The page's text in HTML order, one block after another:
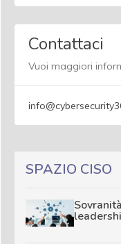
Contattaci
Vuoi maggiori
SPAZIO CISO